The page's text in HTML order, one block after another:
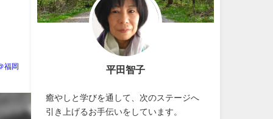
福岡 平田智子
癒やしと学びを通して、次のステージへ
引き上げるお手伝いをしています。